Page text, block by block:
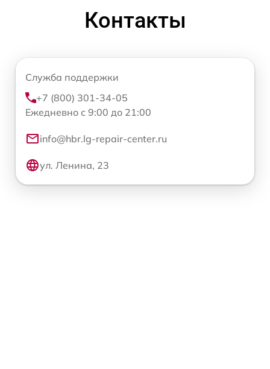
Контакты
Служба поддержки
+7 (800) 301-34-05
Ежедневно с 9:00 до 21:00
info@hbr.lg-repair-center.ru
ул. Ленина, 23